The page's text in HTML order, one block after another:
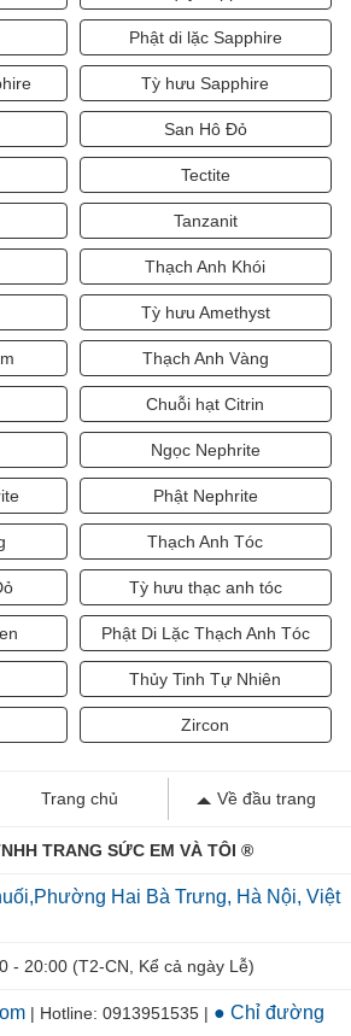
Phật di lặc Sapphire
Tỳ hưu Sapphire
San Hô Đỏ
Tectite
Tanzanit
Thạch Anh Khói
Tỳ hưu Amethyst
Thạch Anh Vàng
Chuỗi hạt Citrin
Ngọc Nephrite
Phật Nephrite
Thạch Anh Tóc
Tỳ hưu thạc anh tóc
Phật Di Lặc Thạch Anh Tóc
Thủy Tinh Tự Nhiên
Zircon
Trang chủ Về đầu trang
TRANG SỨC EM VÀ TÔI ®
Hai Bà Trưng, Hà Nội, Việt
- 20:00 (T2-CN, Kể cả ngày Lễ)
| Hotline: 0913951535 | ● Chỉ đường